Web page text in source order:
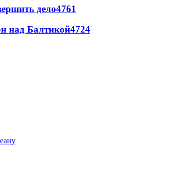
дело4761
над Балтикой4724